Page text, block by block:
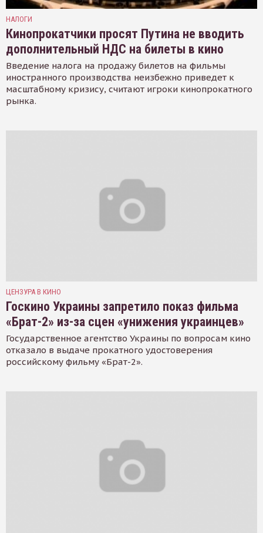
НАЛОГИ
Кинопрокатчики просят Путина не вводить
дополнительный НДС на билеты в кино
Введение налога на продажу билетов на фильмы
иностранного производства неизбежно приведет к
масштабному кризису, считают игроки кинопрокатного
рынка.
ЦЕНЗУРА В КИНО
Госкино Украины запретило показ фильма
«Брат-2» из-за сцен «унижения украинцев»
Государственное агентство Украины по вопросам кино
отказало в выдаче прокатного удостоверения
российскому фильму «Брат-2».